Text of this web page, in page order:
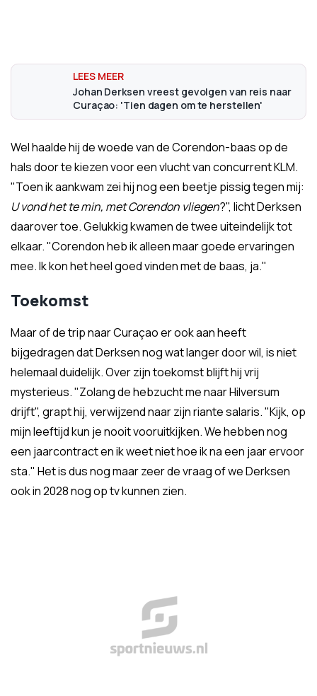
Johan Derksen vreest gevolgen van reis naar
Curaçao: 'Tien dagen om te herstellen'
Wel haalde hij de woede van de Corendon-baas op de
hals door te kiezen voor een vlucht van concurrent KLM.
"Toen ik aankwam zei hij nog een beetje pissig tegen mij:
U vond het te min, met Corendon vliegen?", licht Derksen
daarover toe. Gelukkig kwamen de twee uiteindelijk tot
elkaar. "Corendon heb ik alleen maar goede ervaringen
mee. Ik kon het heel goed vinden met de baas, ja."
Toekomst
Maar of de trip naar Curaçao er ook aan heeft
bijgedragen dat Derksen nog wat langer door wil, is niet
helemaal duidelijk. Over zijn toekomst blijft hij vrij
mysterieus. "Zolang de hebzucht me naar Hilversum
drijft", grapt hij, verwijzend naar zijn riante salaris. "Kijk, op
mijn leeftijd kun je nooit vooruitkijken. We hebben nog
een jaarcontract en ik weet niet hoe ik na een jaar ervoor
sta." Het is dus nog maar zeer de vraag of we Derksen
ook in 2028 nog op tv kunnen zien.